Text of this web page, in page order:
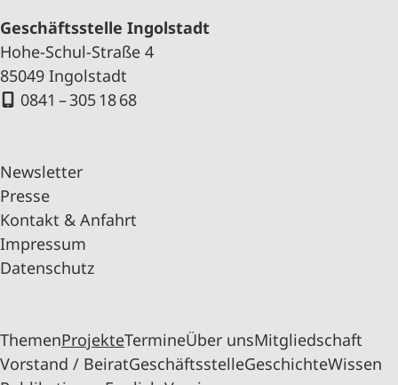
Geschäftsstelle Ingolstadt
Hohe-Schul-Straße 4
85049 Ingolstadt
0841 – 305 18 68
Newsletter
Presse
Kontakt & Anfahrt
Impressum
Datenschutz
ThemenProjekteTermineÜber unsMitgliedschaft
Vorstand / BeiratGeschäftsstelleGeschichteWissen